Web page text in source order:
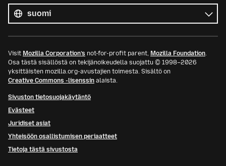
kielet
Kieli
Visit Mozilla Corporation’s not-for-profit parent, Mozilla Foundation
Osa tästä sisällöstä on tekijänoikeudella suojattu © 1998–2026
yksittäisten mozilla.org-avustajien toimesta. Sisältö on
Creative Commons -lisenssin alaista.
Sivuston tietosuojakäytäntö
Evästeet
Juridiset asiat
Yhteisöön osallistumisen periaatteet
Tietoja tästä sivustosta